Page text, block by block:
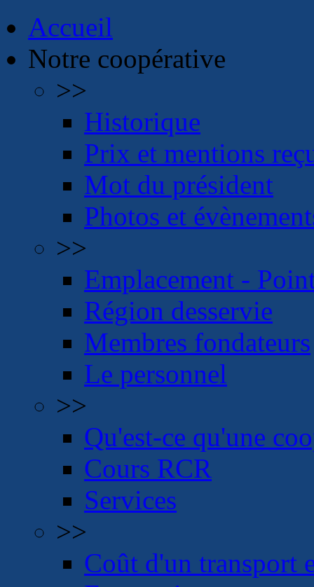
Accueil
Notre coopérative
>>
Historique
Prix et mentions
Mot du président
Photos et
>>
Emplacement -
Région desservie
Membres fondateurs
Le personnel
>>
Qu'est-ce qu'une
Cours RCR
Services
>>
Coût d'un transport